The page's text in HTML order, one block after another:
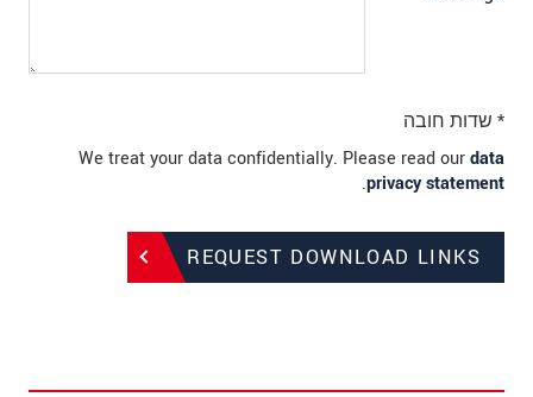
* שדות חובה
We treat your data confidentially. Please read ourdata
privacy statement
.
REQUEST DOWNLOAD LINKS